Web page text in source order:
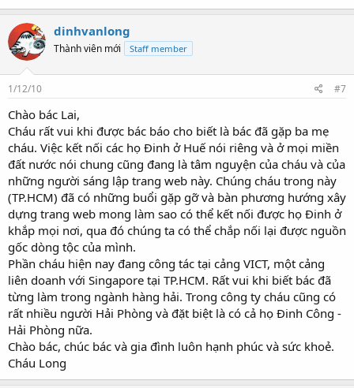
dinhvanlong
Thành viên mới Staff member
1/12/10 #7
Chào bác Lai,
Cháu rất vui khi được bác báo cho biết là bác đã gặp ba mẹ
cháu. Việc kết nối các họ Đinh ở Huế nói riêng và ở mọi miền
đất nước nói chung cũng đang là tâm nguyện của cháu và của
những người sáng lập trang web này. Chúng cháu trong này
(TP.HCM) đã có những buổi gặp gỡ và bàn phương hướng xây
dựng trang web mong làm sao có thể kết nối được họ Đinh ở
khắp mọi nơi, qua đó chúng ta có thể chắp nối lại được nguồn
gốc dòng tộc của mình.
Phần cháu hiện nay đang công tác tại cảng VICT, một cảng
liên doanh với Singapore tại TP.HCM. Rất vui khi biết bác đã
từng làm trong ngành hàng hải. Trong công ty cháu cũng có
rất nhiều người Hải Phòng và đặt biệt là có cả họ Đinh Công -
Hải Phòng nữa.
Chào bác, chúc bác và gia đình luôn hạnh phúc và sức khoẻ.
Cháu Long